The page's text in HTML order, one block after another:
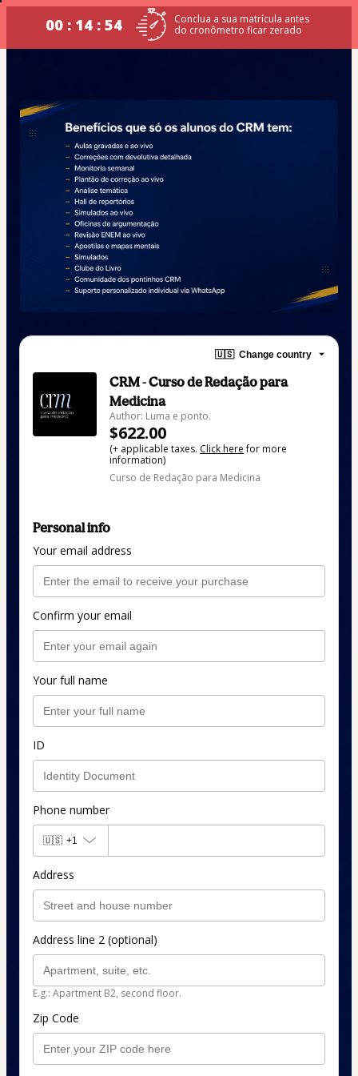
00 : 14 : 54
Conclua a sua matrícula antes
do cronômetro ficar zerado
🇺🇸 Change country
CRM - Curso de Redação para
Medicina
Author: Luma e ponto.
$622.00
(+ applicable taxes. Click herefor more
information)
Curso de Redação para Medicina
Personal info
Your email address
Confirm your email
Your full name
ID
Phone number
🇺🇸 +1
Address
Address line 2 (optional)
E.g.: Apartment B2, second floor.
Zip Code